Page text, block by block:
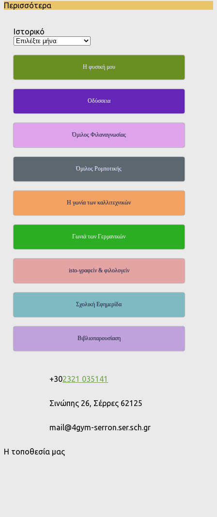
Περισσότερα
Ιστορικό
Η φυσική μου
Οδύσσεια
Όμιλος Φιλαναγνωσίας
Όμιλος Ρομποτικής
Η γωνία των καλλιτεχνικών
Γωνιά των Γερμανικών
isto-γραφείν & φιλολογείν
Σχολική Εφημερίδα
Βιβλιοπαρουσίαση
+302321 035141
Σινώπης 26, Σέρρες 62125
mail@4gym-serron.ser.sch.gr
Η τοποθεσία μας